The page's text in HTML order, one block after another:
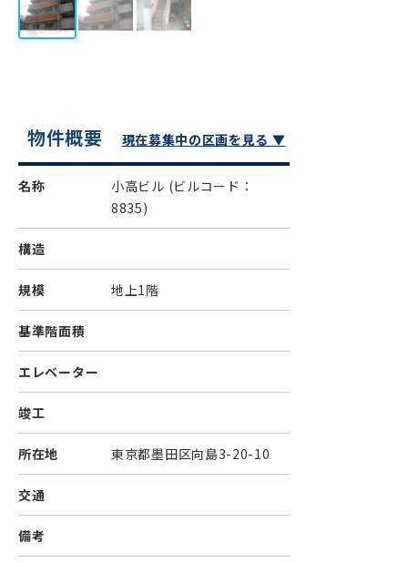
物件概要 現在募集中の区画を見る ▼
名称 小高ビル (ビルコード：
8835)
構造
規模 地上1階
基準階面積
エレベーター
竣工
所在地 東京都墨田区向島3-20-10
交通
備考